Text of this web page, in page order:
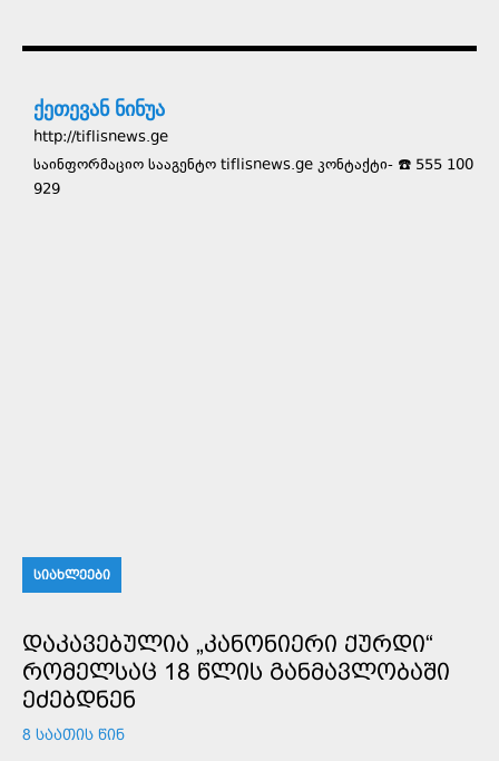
ქეთევან ნინუა
http://tiflisnews.ge
საინფორმაციო სააგენტო tiflisnews.ge კონტაქტი- ☎️ 555 100
929
ᲡᲘᲐᲮᲚᲔᲔᲑᲘ
ᲓᲐᲙᲐᲕᲔᲑᲣᲚᲘᲐ „ᲙᲐᲜᲝᲜᲘᲔᲠᲘ ᲥᲣᲠᲓᲘ“
ᲠᲝᲛᲔᲚᲡᲐᲪ 18 ᲬᲚᲘᲡ ᲒᲐᲜᲛᲐᲕᲚᲝᲑᲐᲨᲘ
ᲔᲫᲔᲑᲓᲜᲔᲜ
8 ᲡᲐᲐᲗᲘᲡ ᲬᲘᲜ